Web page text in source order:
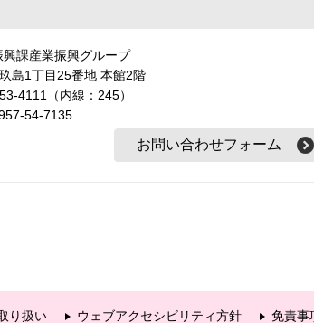
課産業振興グループ
島1丁目25番地 本館2階
4111（内線：245）
54-7135
り扱い ウェブアクセシビリティ方針 免責事